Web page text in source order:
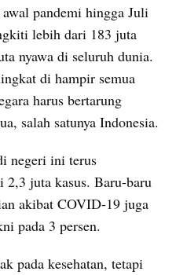
pandemi hingga Juli
lebih dari 183 juta
nyawa di seluruh dunia.
di hampir semua
harus bertarung
salah satunya Indonesia.
negeri ini terus
2,3 juta kasus. Baru-baru
akibat COVID-19 juga
pada 3 persen.
pada kesehatan, tetapi